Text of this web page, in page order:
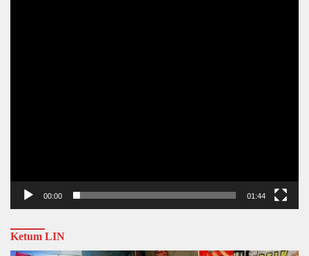
00:00 01:44
Ketum LIN